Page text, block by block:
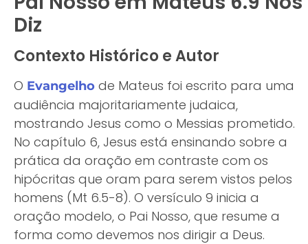
Diz
Contexto Histórico e Autor
O Evangelho de Mateus foi escrito para uma
audiência majoritariamente judaica,
mostrando Jesus como o Messias prometido.
No capítulo 6, Jesus está ensinando sobre a
prática da oração em contraste com os
hipócritas que oram para serem vistos pelos
homens (Mt 6.5-8). O versículo 9 inicia a
oração modelo, o Pai Nosso, que resume a
forma como devemos nos dirigir a Deus.